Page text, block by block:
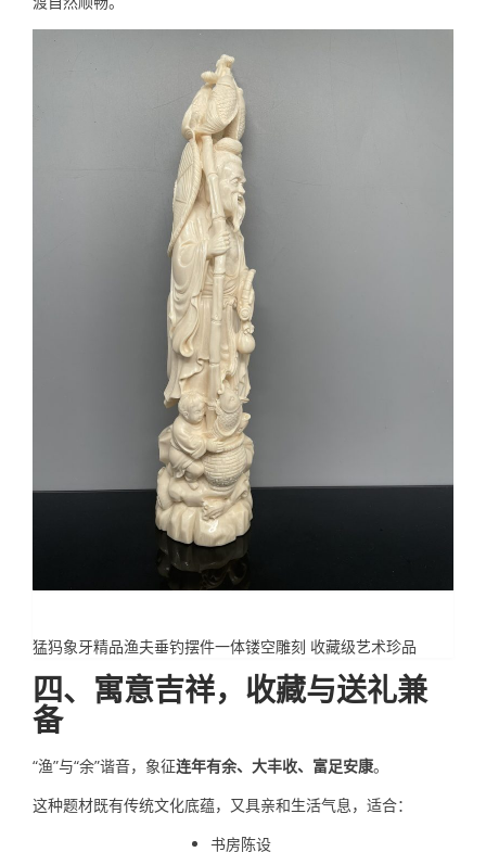
猛犸象牙精品渔夫垂钓摆件一体镂空雕刻 收藏级艺术珍品
四、寓意吉祥，收藏与送礼兼
备
“渔”与“余”谐音，象征连年有余、大丰收、富足安康。
这种题材既有传统文化底蕴，又具亲和生活气息，适合：
书房陈设